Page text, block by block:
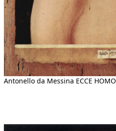
Antonello da Messina ECCE HOMO